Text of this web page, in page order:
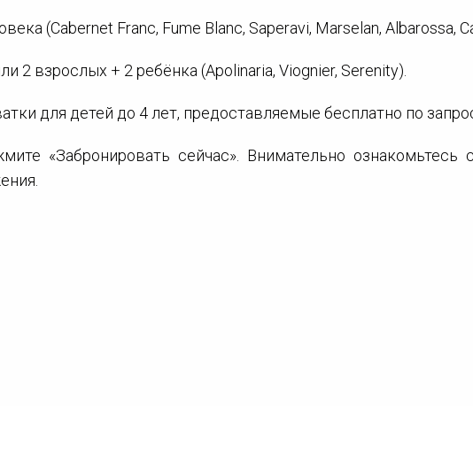
(Cabernet Franc, Fume Blanc, Saperavi, Marselan, Albarossa,
2 взрослых + 2 ребёнка (Apolinaria, Viognier, Serenity).
для детей до 4 лет, предоставляемые бесплатно по
«Забронировать сейчас». Внимательно